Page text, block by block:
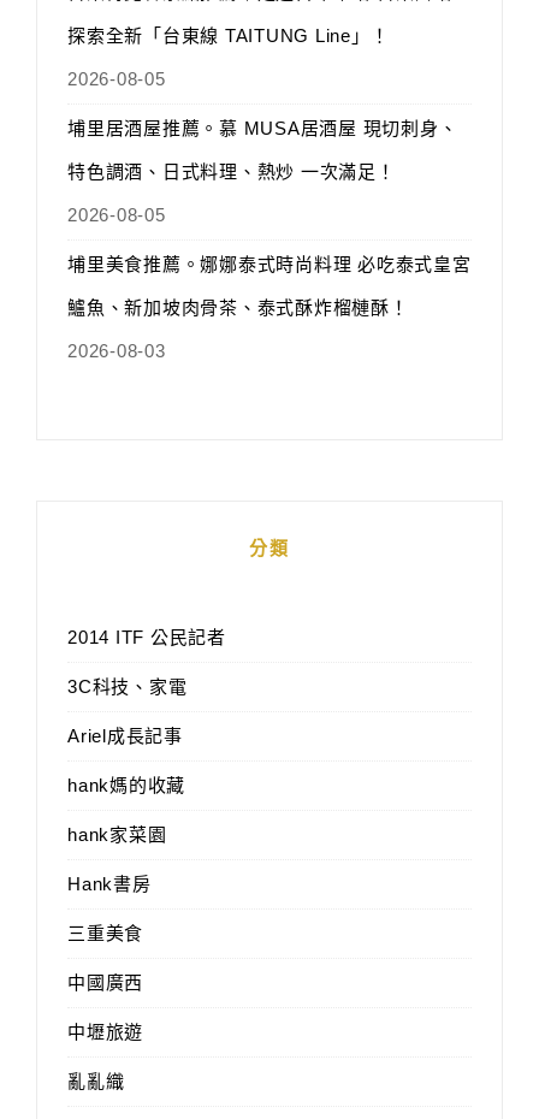
探索全新「台東線 TAITUNG Line」！
2026-08-05
埔里居酒屋推薦。慕 MUSA居酒屋 現切刺身、
特色調酒、日式料理、熱炒 一次滿足！
2026-08-05
埔里美食推薦。娜娜泰式時尚料理 必吃泰式皇宮
鱸魚、新加坡肉骨茶、泰式酥炸榴槤酥！
2026-08-03
分類
2014 ITF 公民記者
3C科技、家電
Ariel成長記事
hank媽的收藏
hank家菜園
Hank書房
三重美食
中國廣西
中壢旅遊
亂亂織